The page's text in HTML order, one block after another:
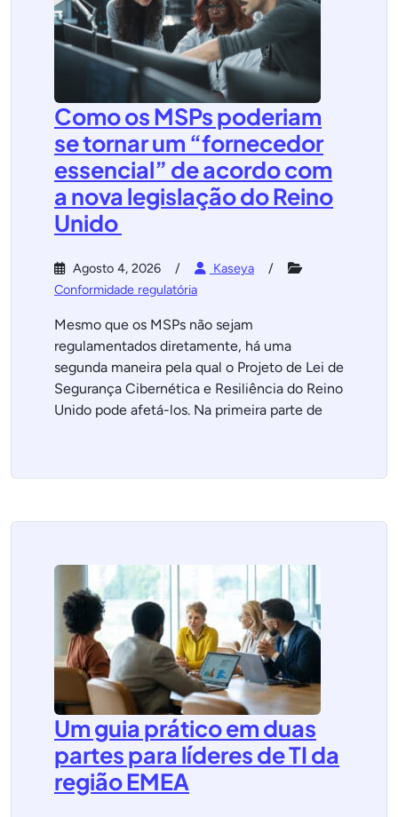
Como os MSPs poderiam
se tornar um “fornecedor
essencial” de acordo com
a nova legislação do Reino
Unido
Agosto 4, 2026
Kaseya
Conformidade regulatória
Mesmo que os MSPs não sejam
regulamentados diretamente, há uma
segunda maneira pela qual o Projeto de Lei de
Segurança Cibernética e Resiliência do Reino
Unido pode afetá-los. Na primeira parte de
Um guia prático em duas
partes para líderes de TI da
região EMEA